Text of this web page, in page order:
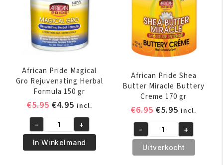
African Pride Magical
Gro Rejuvenating Herbal
Formula 150 gr
€5.95 Oorspronkelijke
was:
€5.95.
€4.95Huidige
prijs
is:
€4.95.
incl.
African
Pride
Magical
- +
In Winkelmand
African Pride Shea
Butter Miracle Buttery
Creme 170 gr
€6.95
was:
€6.95.
€5.95 Huidige
prijs
is:
€5.95.
incl.
African
Pride
Shea
- +
Uitverkocht